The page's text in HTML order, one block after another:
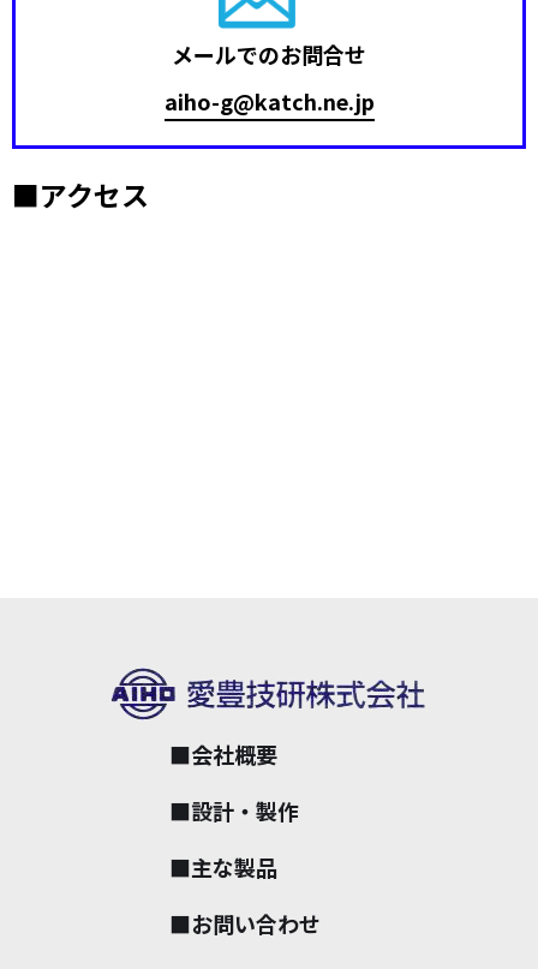
メールでのお問合せ
aiho-g@katch.ne.jp
■アクセス
■会社概要
■設計・製作
■主な製品
■お問い合わせ